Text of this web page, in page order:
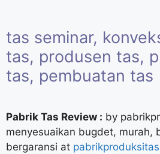
tas seminar,
tas, produsen tas,
tas, pembuatan tas
Pabrik Tas Review : by
menyesuaikan bugdet, murah,
bergaransi at